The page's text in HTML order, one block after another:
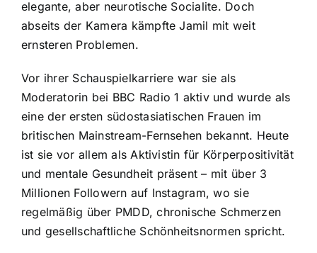
elegante, aber neurotische Socialite. Doch
abseits der Kamera kämpfte Jamil mit weit
ernsteren Problemen.
Vor ihrer Schauspielkarriere war sie als
Moderatorin bei BBC Radio 1 aktiv und wurde als
eine der ersten südostasiatischen Frauen im
britischen Mainstream-Fernsehen bekannt. Heute
ist sie vor allem als Aktivistin für Körperpositivität
und mentale Gesundheit präsent – mit über 3
Millionen Followern auf Instagram, wo sie
regelmäßig über PMDD, chronische Schmerzen
und gesellschaftliche Schönheitsnormen spricht.